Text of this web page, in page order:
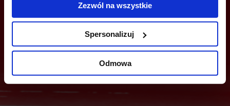
Zezwól na wszystkie
Spersonalizuj
Odmowa
Wyślij